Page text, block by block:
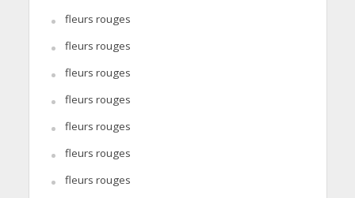
fleurs rouges
fleurs rouges
fleurs rouges
fleurs rouges
fleurs rouges
fleurs rouges
fleurs rouges